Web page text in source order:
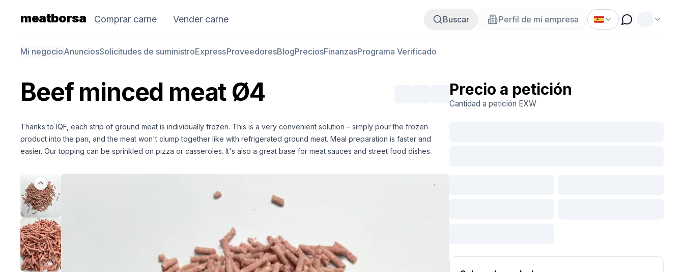
meatborsa Comprar carne Vender carne Buscar Perfil de mi empresa
Mi negocioAnunciosSolicitudes de suministroExpressProveedoresBlogPreciosFinanzasPrograma Verificado
Beef minced meat Ø4
Thanks to IQF, each strip of ground meat is individually frozen. This is a very convenient solution – simply pour the frozen
product into the pan, and the meat won't clump together like with refrigerated ground meat. Meal preparation is faster and
easier. Our topping can be sprinkled on pizza or casseroles. It's also a great base for meat sauces and street food dishes.
Precio a petición
Cantidad a petición EXW